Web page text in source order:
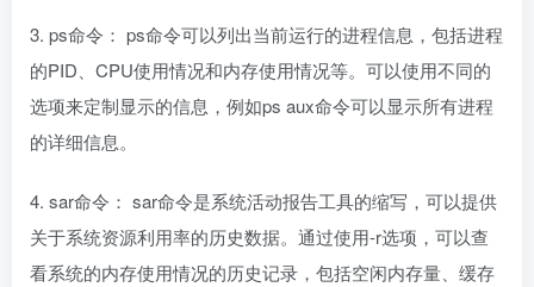
3. ps命令： ps命令可以列出当前运行的进程信息，包括进程
的PID、CPU使用情况和内存使用情况等。可以使用不同的
选项来定制显示的信息，例如ps aux命令可以显示所有进程
的详细信息。
4. sar命令： sar命令是系统活动报告工具的缩写，可以提供
关于系统资源利用率的历史数据。通过使用-r选项，可以查
看系统的内存使用情况的历史记录，包括空闲内存量、缓存